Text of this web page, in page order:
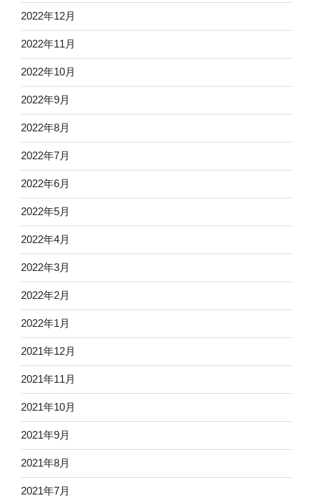
2022年12月
2022年11月
2022年10月
2022年9月
2022年8月
2022年7月
2022年6月
2022年5月
2022年4月
2022年3月
2022年2月
2022年1月
2021年12月
2021年11月
2021年10月
2021年9月
2021年8月
2021年7月